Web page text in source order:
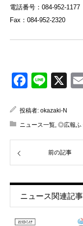
電話番号：084-952-1177
Fax：084-952-2320
Line
X
投稿者: okazaki-N
ニュース一覧, ◎広報ふ
前の記事
ニュース関連記事